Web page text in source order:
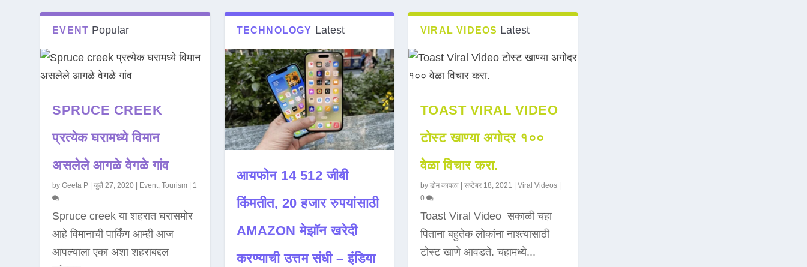
EVENT Popular
SPRUCE CREEK
प्रत्येक घरामध्ये विमान
असलेले आगळे वेगळे गांव
byGeeta P |जुलै 27, 2020 | Event ,Tourism | 1
Spruce creek या शहरात घरासमोर
आहे विमानाची पार्किंग आम्ही आज
आपल्याला एका अशा शहराबद्दल
TECHNOLOGY Latest
आयफोन 14 512 जीबी
किंमतीत, 20 हजार रुपयांसाठी
AMAZON मेझॉन खरेदी
करण्याची उत्तम संधी – इंडिया
VIRAL VIDEOS Latest
TOAST VIRAL VIDEO
टोस्ट खाण्या अगोदर १००
वेळा विचार करा.
by डोम कावळा| सप्टेंबर 18, 2021 | Viral Videos|
0
Toast Viral Video सकाळी चहा
पिताना बहुतेक लोकांना नाश्त्यासाठी
टोस्ट खाणे आवडते. चहामध्ये...